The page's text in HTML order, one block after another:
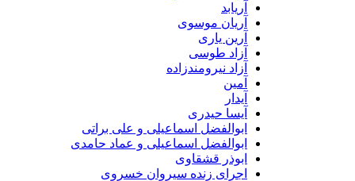
آریان موسوی
آرین یاری
آزاد طوسی
آزاد نیرومندزاده
آیسا حیدری
ابوالفضل اسماعیلی و علی براتی
ابوالفضل اسماعیلی و عماد حامدی
ابوذر قشقاوی
اجرای زنده سیروان خسروی